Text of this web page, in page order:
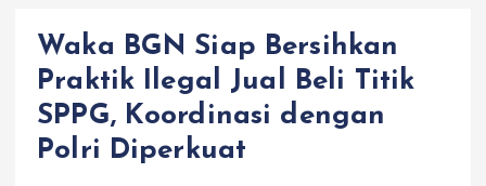
Waka BGN Siap Bersihkan
Praktik Ilegal Jual Beli Titik
SPPG, Koordinasi dengan
Polri Diperkuat